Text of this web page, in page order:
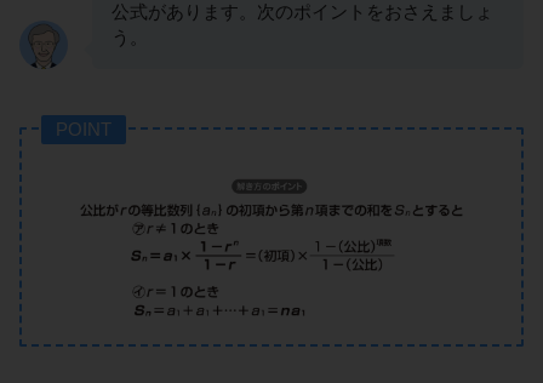
公式があります。次のポイントをおさえましょ
う。
POINT